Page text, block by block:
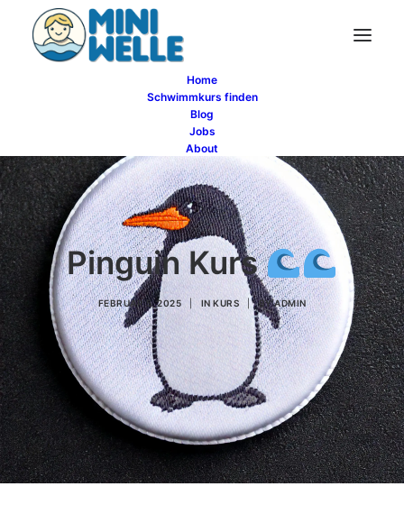
Home
Schwimmkurs finden
Blog
Jobs
About
Pinguin Kurs
FEBRUAR 5, 2025 IN KURS BYADMIN